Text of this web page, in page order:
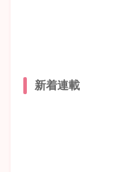
新着連載